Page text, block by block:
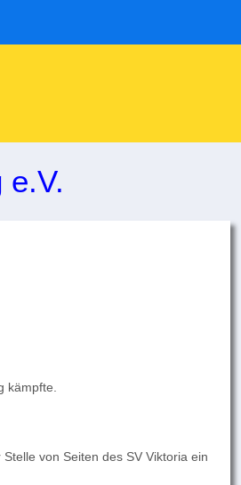
kämpfte.
von Seiten des SV Viktoria ein